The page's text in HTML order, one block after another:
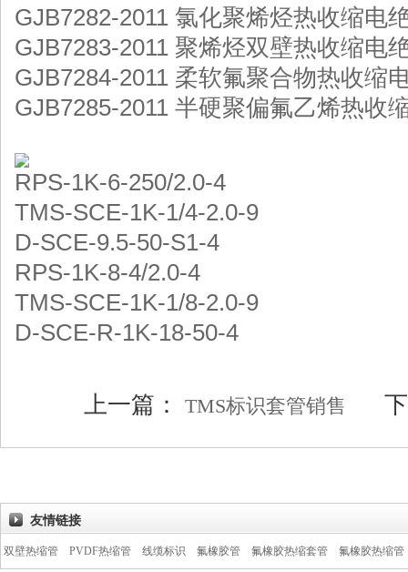
GJB7282-2011 氯化聚烯烃热收缩电
GJB7283-2011 聚烯烃双壁热收缩电
GJB7284-2011 柔软氟聚合物热收缩
GJB7285-2011 半硬聚偏氟乙烯热收
RPS-1K-6-250/2.0-4
TMS-SCE-1K-1/4-2.0-9
D-SCE-9.5-50-S1-4
RPS-1K-8-4/2.0-4
TMS-SCE-1K-1/8-2.0-9
D-SCE-R-1K-18-50-4
上一篇：TMS标识套管销售 下
友情链接
PVDF热缩管 线缆标识 氟橡胶管 氟橡胶热缩套管 氟橡胶热缩管 花纹热缩